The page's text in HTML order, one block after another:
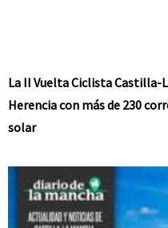
La II Vuelta Ciclista Castilla-
Herencia con más de 230
solar